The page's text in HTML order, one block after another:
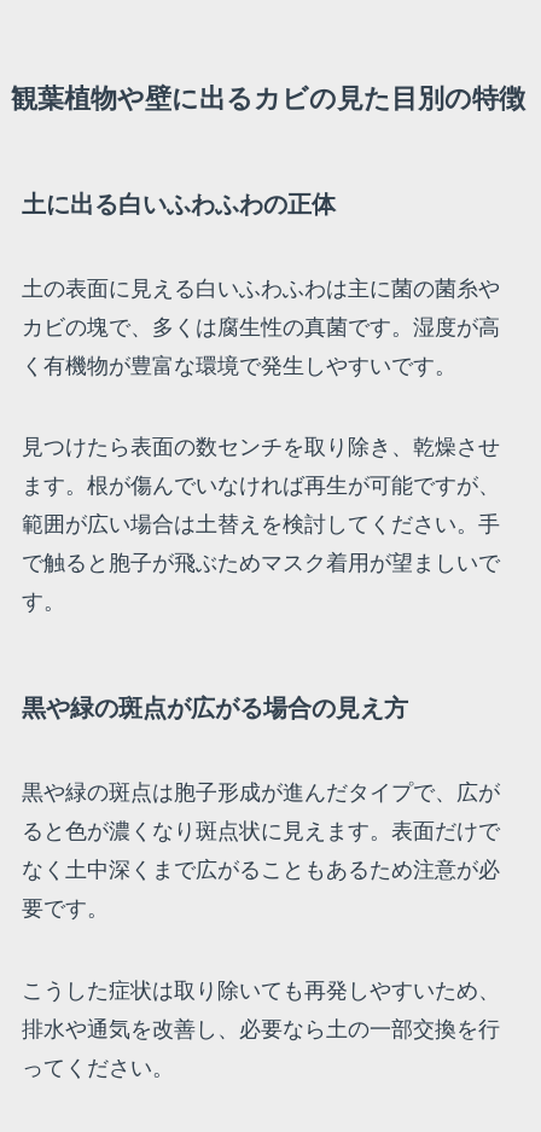
観葉植物や壁に出るカビの見た目別の特徴
土に出る白いふわふわの正体
土の表面に見える白いふわふわは主に菌の菌糸や
カビの塊で、多くは腐生性の真菌です。湿度が高
く有機物が豊富な環境で発生しやすいです。
見つけたら表面の数センチを取り除き、乾燥させ
ます。根が傷んでいなければ再生が可能ですが、
範囲が広い場合は土替えを検討してください。手
で触ると胞子が飛ぶためマスク着用が望ましいで
す。
黒や緑の斑点が広がる場合の見え方
黒や緑の斑点は胞子形成が進んだタイプで、広が
ると色が濃くなり斑点状に見えます。表面だけで
なく土中深くまで広がることもあるため注意が必
要です。
こうした症状は取り除いても再発しやすいため、
排水や通気を改善し、必要なら土の一部交換を行
ってください。